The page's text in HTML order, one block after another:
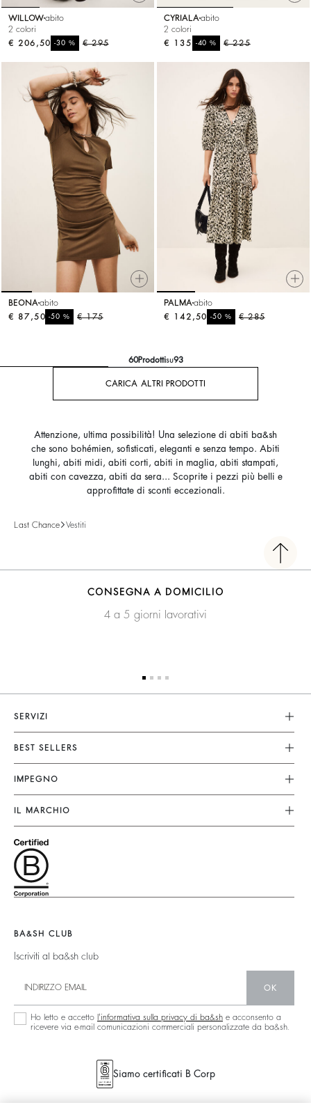
WILLOWabito
2 colori
€ 295
-30%
€ 206,50
CYRIALA abito
2 colori
€ 225
-40%
€ 135
BEONA abito
€ 175
-50%
€ 87,50
PALMA abito
€ 285
-50%
€ 142,50
60Prodottisu93
CARICA ALTRI PRODOTTI
Attenzione, ultima possibilità! Una selezione di abiti ba&sh
che sono bohémien, sofisticati, eleganti e senza tempo. Abiti
lunghi, abiti midi, abiti corti, abiti in maglia, abiti stampati,
abiti con cavezza, abiti da sera... Scoprite i pezzi più belli e
approfittate di sconti eccezionali.
Last Chance Vestiti
CONSEGNA A DOMICILIO
4 a 5 giorni lavorativi
SERVIZI
Servizio Clienti
FAQ
Resi & Rimborsi
Note Legali
Accessibilità
Condizioni Generali Di Vendita
BEST SELLERS
Vestiti
Gonne
Top & Camicie
Maglioni & Cardigan
Giacche & Cappotti
Borse Teddy
IMPEGNO
I Nostri Impegni
Impronta
Materiali
Partner
Circolarità
Collezione Sostenibile
IL MARCHIO
Barbara & Sharon
Nuova Collezione
Trova Il Negozio
BA&SH CLUB
Iscriviti al ba&sh club
OK
Ho letto e accetto l'informativa sulla privacy di ba&sh e acconsento a
ricevere via e-mail comunicazioni commerciali personalizzate da ba&sh.
Siamo certificati B Corp